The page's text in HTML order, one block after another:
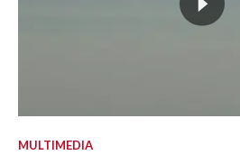
MULTIMEDIA